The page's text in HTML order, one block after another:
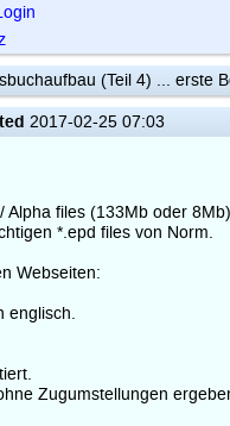
(Teil 4) ... erste
2017-02-25 07:03
files (133Mb oder
*.epd files von Norm.
Webseiten:
englisch.
Zugumstellungen